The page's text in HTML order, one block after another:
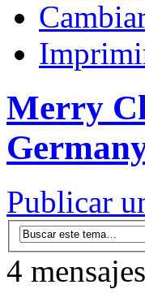
Merry
Publicar
4